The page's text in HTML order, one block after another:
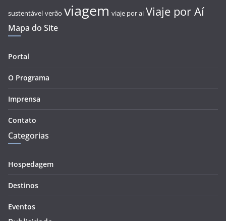
sustentável verão viagem viaje por ai Viaje por Aí
Mapa do Site
Portal
O Programa
Imprensa
Contato
Categorias
Hospedagem
Destinos
Eventos